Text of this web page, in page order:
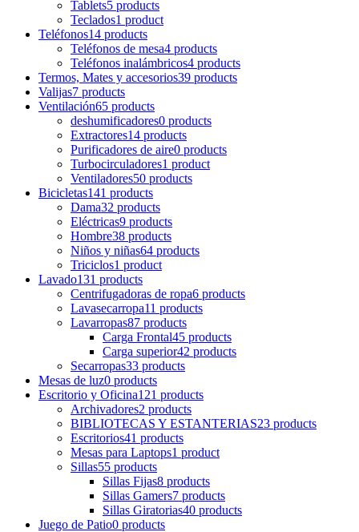
Tablets5 products
Teclados1 product
Teléfonos14 products
Teléfonos de mesa4 products
Teléfonos inalámbricos4 products
Termos, Mates y accesorios39 products
Valijas7 products
Ventilación65 products
deshumificadores0 products
Extractores14 products
Purificadores de aire0 products
Turbocirculadores1 product
Ventiladores50 products
Bicicletas141 products
Dama32 products
Eléctricas9 products
Hombre38 products
Niños y niñas64 products
Triciclos1 product
Lavado131 products
Centrifugadoras de ropa6 products
Lavasecarropa11 products
Lavarropas87 products
Carga Frontal45 products
Carga superior42 products
Secarropas33 products
Mesas de luz0 products
Escritorio y Oficina121 products
Archivadores2 products
BIBLIOTECAS Y ESTANTERIAS23 products
Escritorios41 products
Mesas para Laptops1 product
Sillas55 products
Sillas Fijas8 products
Sillas Gamers7 products
Sillas Giratorias40 products
Juego de Patio0 products